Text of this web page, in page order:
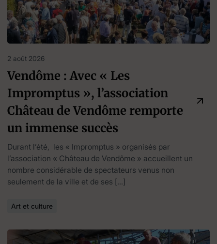
2 août 2026
Vendôme : Avec « Les
Impromptus », l’association
Château de Vendôme remporte
un immense succès
Durant l’été, les « Impromptus » organisés par
l’association « Château de Vendôme » accueillent un
nombre considérable de spectateurs venus non
seulement de la ville et de ses […]
Art et culture